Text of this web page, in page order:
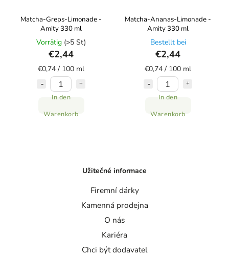
Matcha-Greps-Limonade -
Amity 330 ml
Vorrätig (>5 St)
€2,44
€0,74 / 100 ml
In den
Warenkorb
Matcha-Ananas-Limonade -
Amity 330 ml
Bestellt bei
€2,44
€0,74 / 100 ml
In den
Warenkorb
Užitečné informace
Firemní dárky
Kamenná prodejna
O nás
Kariéra
Chci být dodavatel